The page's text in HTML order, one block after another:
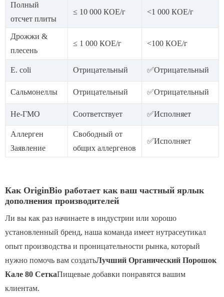
Полный
отсчет плиты
≤ 10 000 КОЕ/г <1 000 КОЕ/г
Дрожжи &
плесень
≤ 1 000 КОЕ/г <100 КОЕ/г
E. coli Отрицательный ✅Отрицательный
Сальмонеллы Отрицательный ✅Отрицательный
Не-ГМО Соответствует ✅Исполняет
Аллерген
Заявление
Свободный от
общих аллергенов
✅Исполняет
Как OriginBio работает как ваш частный ярлык
дополнения производителей
Ли вы как раз начинаете в индустрии или хорошо
установленный бренд, наша команда имеет нутрасеутикал
опыт производства и проницательности рынка, который
нужно помочь вам создатьЛучший Органический Порошок
Кале 80 СеткаПищевые добавки понравятся вашим
клиентам.